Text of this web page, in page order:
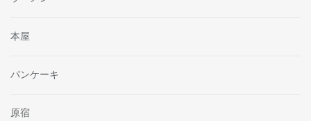
本屋
パンケーキ
原宿